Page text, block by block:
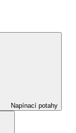
Napínací potahy